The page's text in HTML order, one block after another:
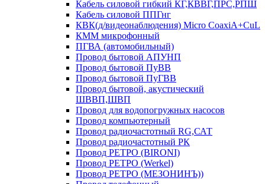
Кабель силовой гибкий КГ,КВВГ,ПРС,РПШ
Кабель силовой ППГнг
КВК(д/видеонаблюдения) Micro CoaxiA+CuL
КММ микрофонный
ПГВА (автомобильный)
Провод бытовой АПУНП
Провод бытовой ПуВВ
Провод бытовой ПуГВВ
Провод бытовой, акустический
ШВВП,ШВП
Провод для водопогружных насосов
Провод компьютерный
Провод радиочастотный RG,САТ
Провод радиочастотный РК
Провод РЕТРО (BIRONI)
Провод РЕТРО (Werkel)
Провод РЕТРО (МЕЗОНИНЪ))